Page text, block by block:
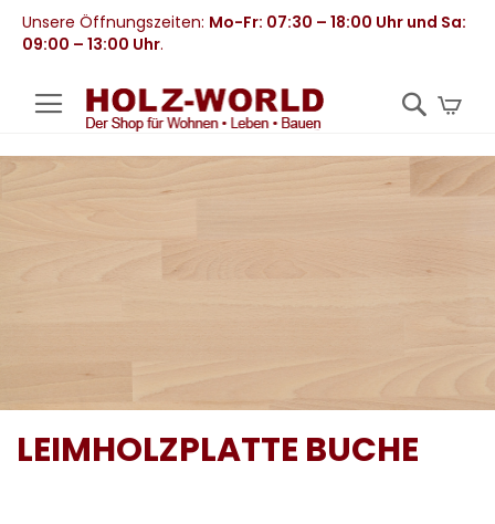
Unsere Öffnungszeiten: Mo-Fr: 07:30 – 18:00 Uhr und Sa:
09:00 – 13:00 Uhr.
LEIMHOLZPLATTE BUCHE